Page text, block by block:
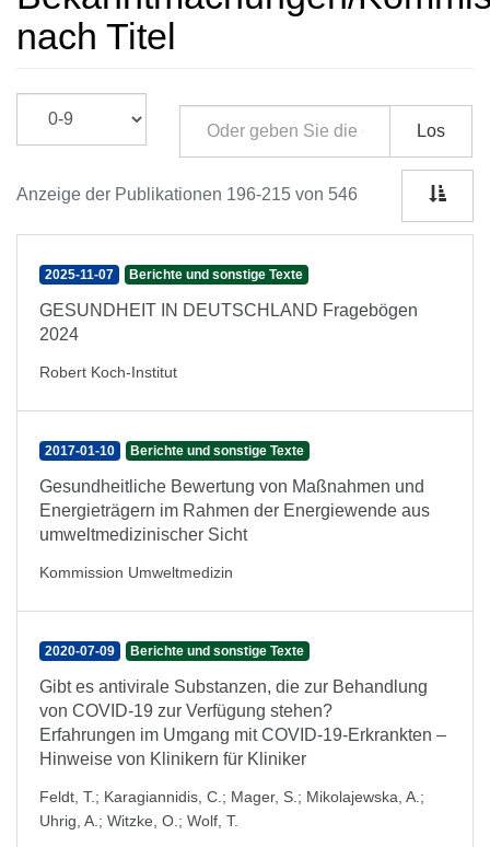
nach Titel
Los
Anzeige der Publikationen 196-215 von 546
2025-11-07 Berichte und sonstige Texte
GESUNDHEIT IN DEUTSCHLAND Fragebögen
2024
Robert Koch-Institut
2017-01-10 Berichte und sonstige Texte
Gesundheitliche Bewertung von Maßnahmen und
Energieträgern im Rahmen der Energiewende aus
umweltmedizinischer Sicht
Kommission Umweltmedizin
2020-07-09 Berichte und sonstige Texte
Gibt es antivirale Substanzen, die zur Behandlung
von COVID-19 zur Verfügung stehen?
Erfahrungen im Umgang mit COVID-19-Erkrankten –
Hinweise von Klinikern für Kliniker
Feldt, T.; Karagiannidis, C. ; Mager, S. ; Mikolajewska, A. ;
Uhrig, A. ; Witzke, O. ; Wolf, T.